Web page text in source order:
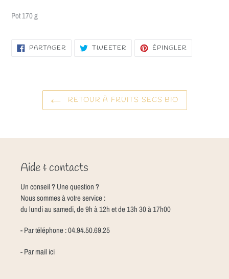
Pot 170 g
PARTAGERPARTAGER
SUR
TWEETER TWEETERÉPINGLER
RETOUR À FRUITS SECS BIO
Aide & contacts
Un conseil ? Une question ?
Nous sommes à votre service :
du lundi au samedi, de 9h à 12h et de 13h 30 à 17h00
- Par téléphone : 04.94.50.69.25
- Par mail ici